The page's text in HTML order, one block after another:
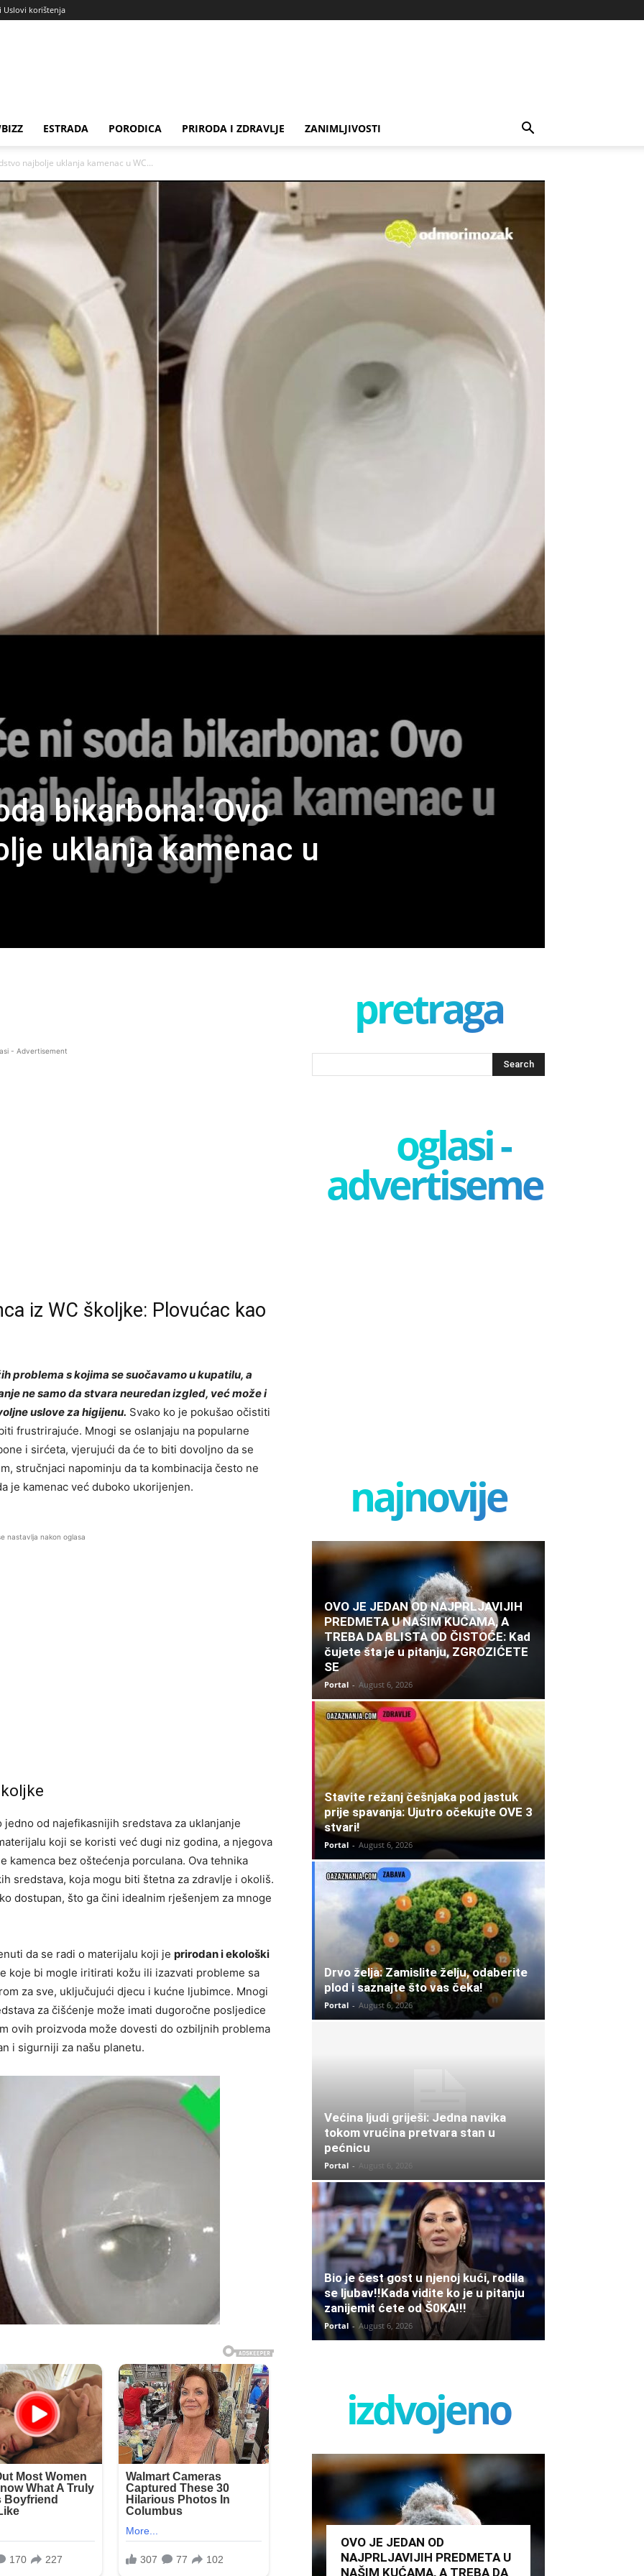
Uslovi korištenja
ESTRADA PORODICA PRIRODA I ZDRAVLJE ZANIMLJIVOSTI
najbolje uklanja kamenac u WC...
bikarbona: Ovo
uklanja kamenac u
- Advertisement
iz WC školjke: Plovućac kao
problema s kojima se suočavamo u kupatilu, a
ne samo da stvara neuredan izgled, već može i
uslove za higijenu. Svako ko je pokušao očistiti
frustrirajuće. Mnogi se oslanjaju na popularne
i sirćeta, vjerujući da će to biti dovoljno da se
stručnjaci napominju da ta kombinacija često ne
je kamenac već duboko ukorijenjen.
nastavlja nakon oglasa
od najefikasnijih sredstava za uklanjanje
koji se koristi već dugi niz godina, a njegova
kamenca bez oštećenja porculana. Ova tehnika
sredstava, koja mogu biti štetna za zdravlje i okoliš.
dostupan, što ga čini idealnim rješenjem za mnoge
da se radi o materijalu koji je prirodan i ekološki
koje bi mogle iritirati kožu ili izazvati probleme sa
za sve, uključujući djecu i kućne ljubimce. Mnogi
za čišćenje može imati dugoročne posljedice
ovih proizvoda može dovesti do ozbiljnih problema
i sigurniji za našu planetu.
pretraga
oglasi -
advertisement
najnovije
OVO JE JEDAN OD NAJPRLJAVIJIH
PREDMETA U NAŠIM KUĆAMA, A
TREBA DA BLISTA OD ČISTOĆE: Kad
čujete šta je u pitanju, ZGROZIĆETE
SE
Portal - August 6, 2026
Stavite režanj češnjaka pod jastuk
prije spavanja: Ujutro očekujte OVE 3
stvari!
Portal - August 6, 2026
Drvo želja: Zamislite želju, odaberite
plod i saznajte što vas čeka!
Portal - August 6, 2026
Većina ljudi griješi: Jedna navika
tokom vrućina pretvara stan u
pećnicu
Portal - August 6, 2026
Bio je čest gost u njenoj kući, rodila
se ljubav!!Kada vidite ko je u pitanju
zanijemit ćete od Š0KA!!!
Portal - August 6, 2026
izdvojeno
OVO JE JEDAN OD
NAJPRLJAVIJIH PREDMETA U
NAŠIM KUĆAMA, A TREBA DA